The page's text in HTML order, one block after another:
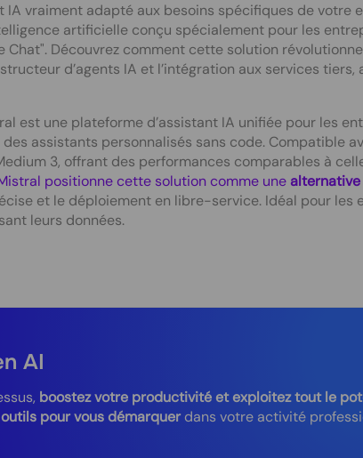
IA vraiment adapté aux besoins spécifiques de votre
artificielle conçu spécialement pour les
Chat". Découvrez comment cette solution
d’agents IA et l’intégration aux services
est une plateforme d’assistant IA unifiée pour les
assistants personnalisés sans code. Compatible
3, offrant des performances comparables à
positionne cette solution comme une
et le déploiement en libre-service. Idéal pour
leurs données.
AI
boostez votre productivité et exploitez tout le
pour vous démarquer dans votre activité